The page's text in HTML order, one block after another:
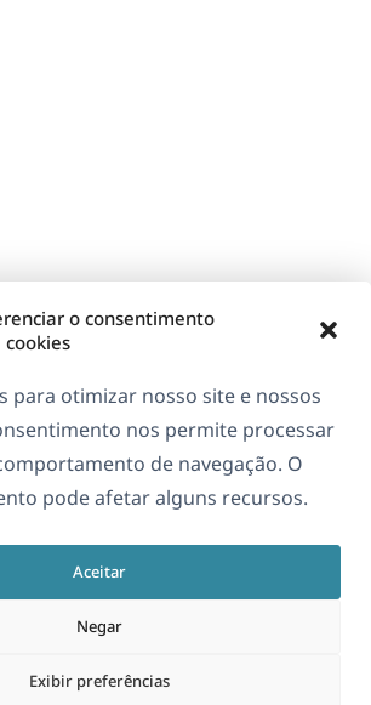
o consentimento
cookies
para otimizar nosso site e nossos
nos permite processar
de navegação. O
pode afetar alguns recursos.
Aceitar
Negar
Exibir preferências